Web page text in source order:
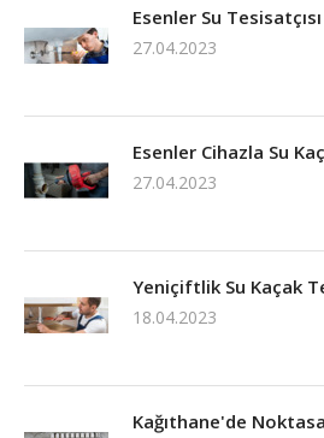
Esenler Su
27.04.2023
Esenler Cihazla Su
27.04.2023
Yeniçiftlik Su Kaçak
18.04.2023
Kağıthane'de